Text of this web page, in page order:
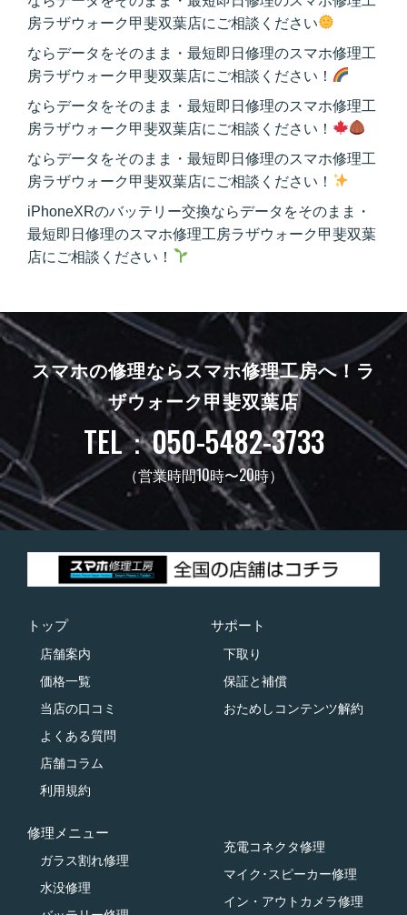
房ラザウォーク甲斐双葉店にご相談ください
ならデータをそのまま・最短即日修理のスマホ修理工
房ラザウォーク甲斐双葉店にご相談ください！
ならデータをそのまま・最短即日修理のスマホ修理工
房ラザウォーク甲斐双葉店にご相談ください！
ならデータをそのまま・最短即日修理のスマホ修理工
房ラザウォーク甲斐双葉店にご相談ください！
iPhoneXRのバッテリー交換ならデータをそのまま・
最短即日修理のスマホ修理工房ラザウォーク甲斐双葉
店にご相談ください！
スマホの修理ならスマホ修理工房へ！ ラ
ザウォーク甲斐双葉店
TEL：050-5482-3733
（営業時間10時〜20時）
トップ
店舗案内
価格一覧
当店の口コミ
よくある質問
店舗コラム
利用規約
サポート
下取り
保証と補償
おためしコンテンツ解約
修理メニュー
ガラス割れ修理
水没修理
充電コネクタ修理
マイク･スピーカー修理
イン・アウトカメラ修理